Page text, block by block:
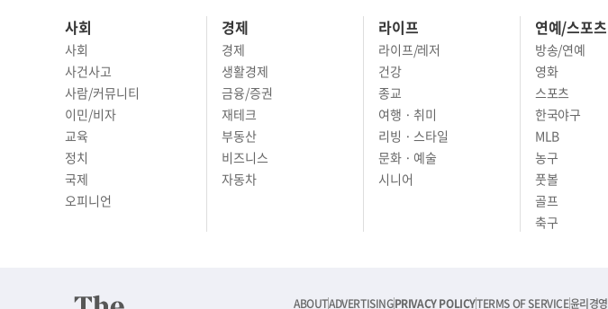
사회
사회
사건사고
사람/커뮤니티
이민/비자
교육
정치
국제
오피니언
경제
경제
생활경제
금융/증권
재테크
부동산
비즈니스
자동차
라이프
라이프/레저
건강
종교
여행 · 취미
리빙 · 스타일
문화 · 예술
시니어
연예/스포츠
방송/연예
영화
스포츠
한국야구
MLB
농구
풋볼
골프
축구
ABOUTADVERTISINGPRIVACY POLICYTERMS OF SERVICE윤리경영